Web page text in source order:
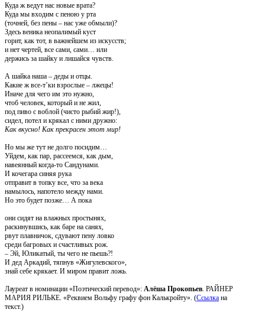
Куда ж ведут нас новые врата?
Куда мы входим с пеною у рта
(точней, без пены – нас уже обмыли)?
Здесь веника неопалимый куст
горит, как тот, в важнейшем из искусств;
и нет чертей, все сами, сами… или
держись за шайку и лишайся чувств.
А шайка наша – деды и отцы.
Какие ж все-т’ки взрослые – лжецы!
Иначе для чего им это нужно,
чтоб человек, который и не жил,
под пиво с воблой (чисто рыбий жир!),
сидел, потел и крякал с ними дружно:
Как вкусно! Как прекрасен этот мир!
Но мы же тут не долго посидим…
Уйдем, как пар, рассеемся, как дым,
навеянный когда-то Сандунами.
И кочегара синяя рука
отправит в топку все, что за века
намылось, напотело между нами.
Но это будет позже… А пока
они сидят на влажных простынях,
раскинувшись, как баре на санях,
рвут плавничок, сдувают пену ловко
среди багровых и счастливых рож.
– Эй, Юликатый, ты чего не пьешь?!
И дед Аркадий, тяпнув «Жигулевского»,
знай себе крякает. И миром правит ложь.
Лауреат в номинации «Поэтический перевод»: Алёша Прокопьев. РАЙНЕР
МАРИЯ РИЛЬКЕ. «Реквием Вольфу графу фон Калькройту». (Ссылка на
текст.)